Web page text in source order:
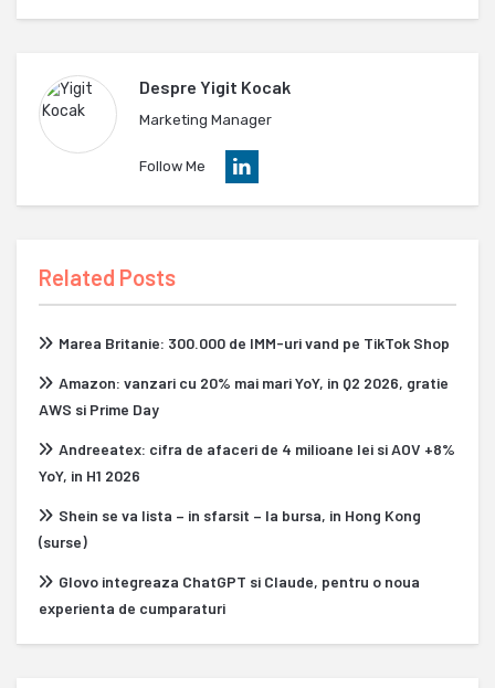
Despre Yigit Kocak
Marketing Manager
Follow Me
Related Posts
Marea Britanie: 300.000 de IMM-uri vand pe TikTok Shop
Amazon: vanzari cu 20% mai mari YoY, in Q2 2026, gratie
AWS si Prime Day
Andreeatex: cifra de afaceri de 4 milioane lei si AOV +8%
YoY, in H1 2026
Shein se va lista – in sfarsit – la bursa, in Hong Kong
(surse)
Glovo integreaza ChatGPT si Claude, pentru o noua
experienta de cumparaturi